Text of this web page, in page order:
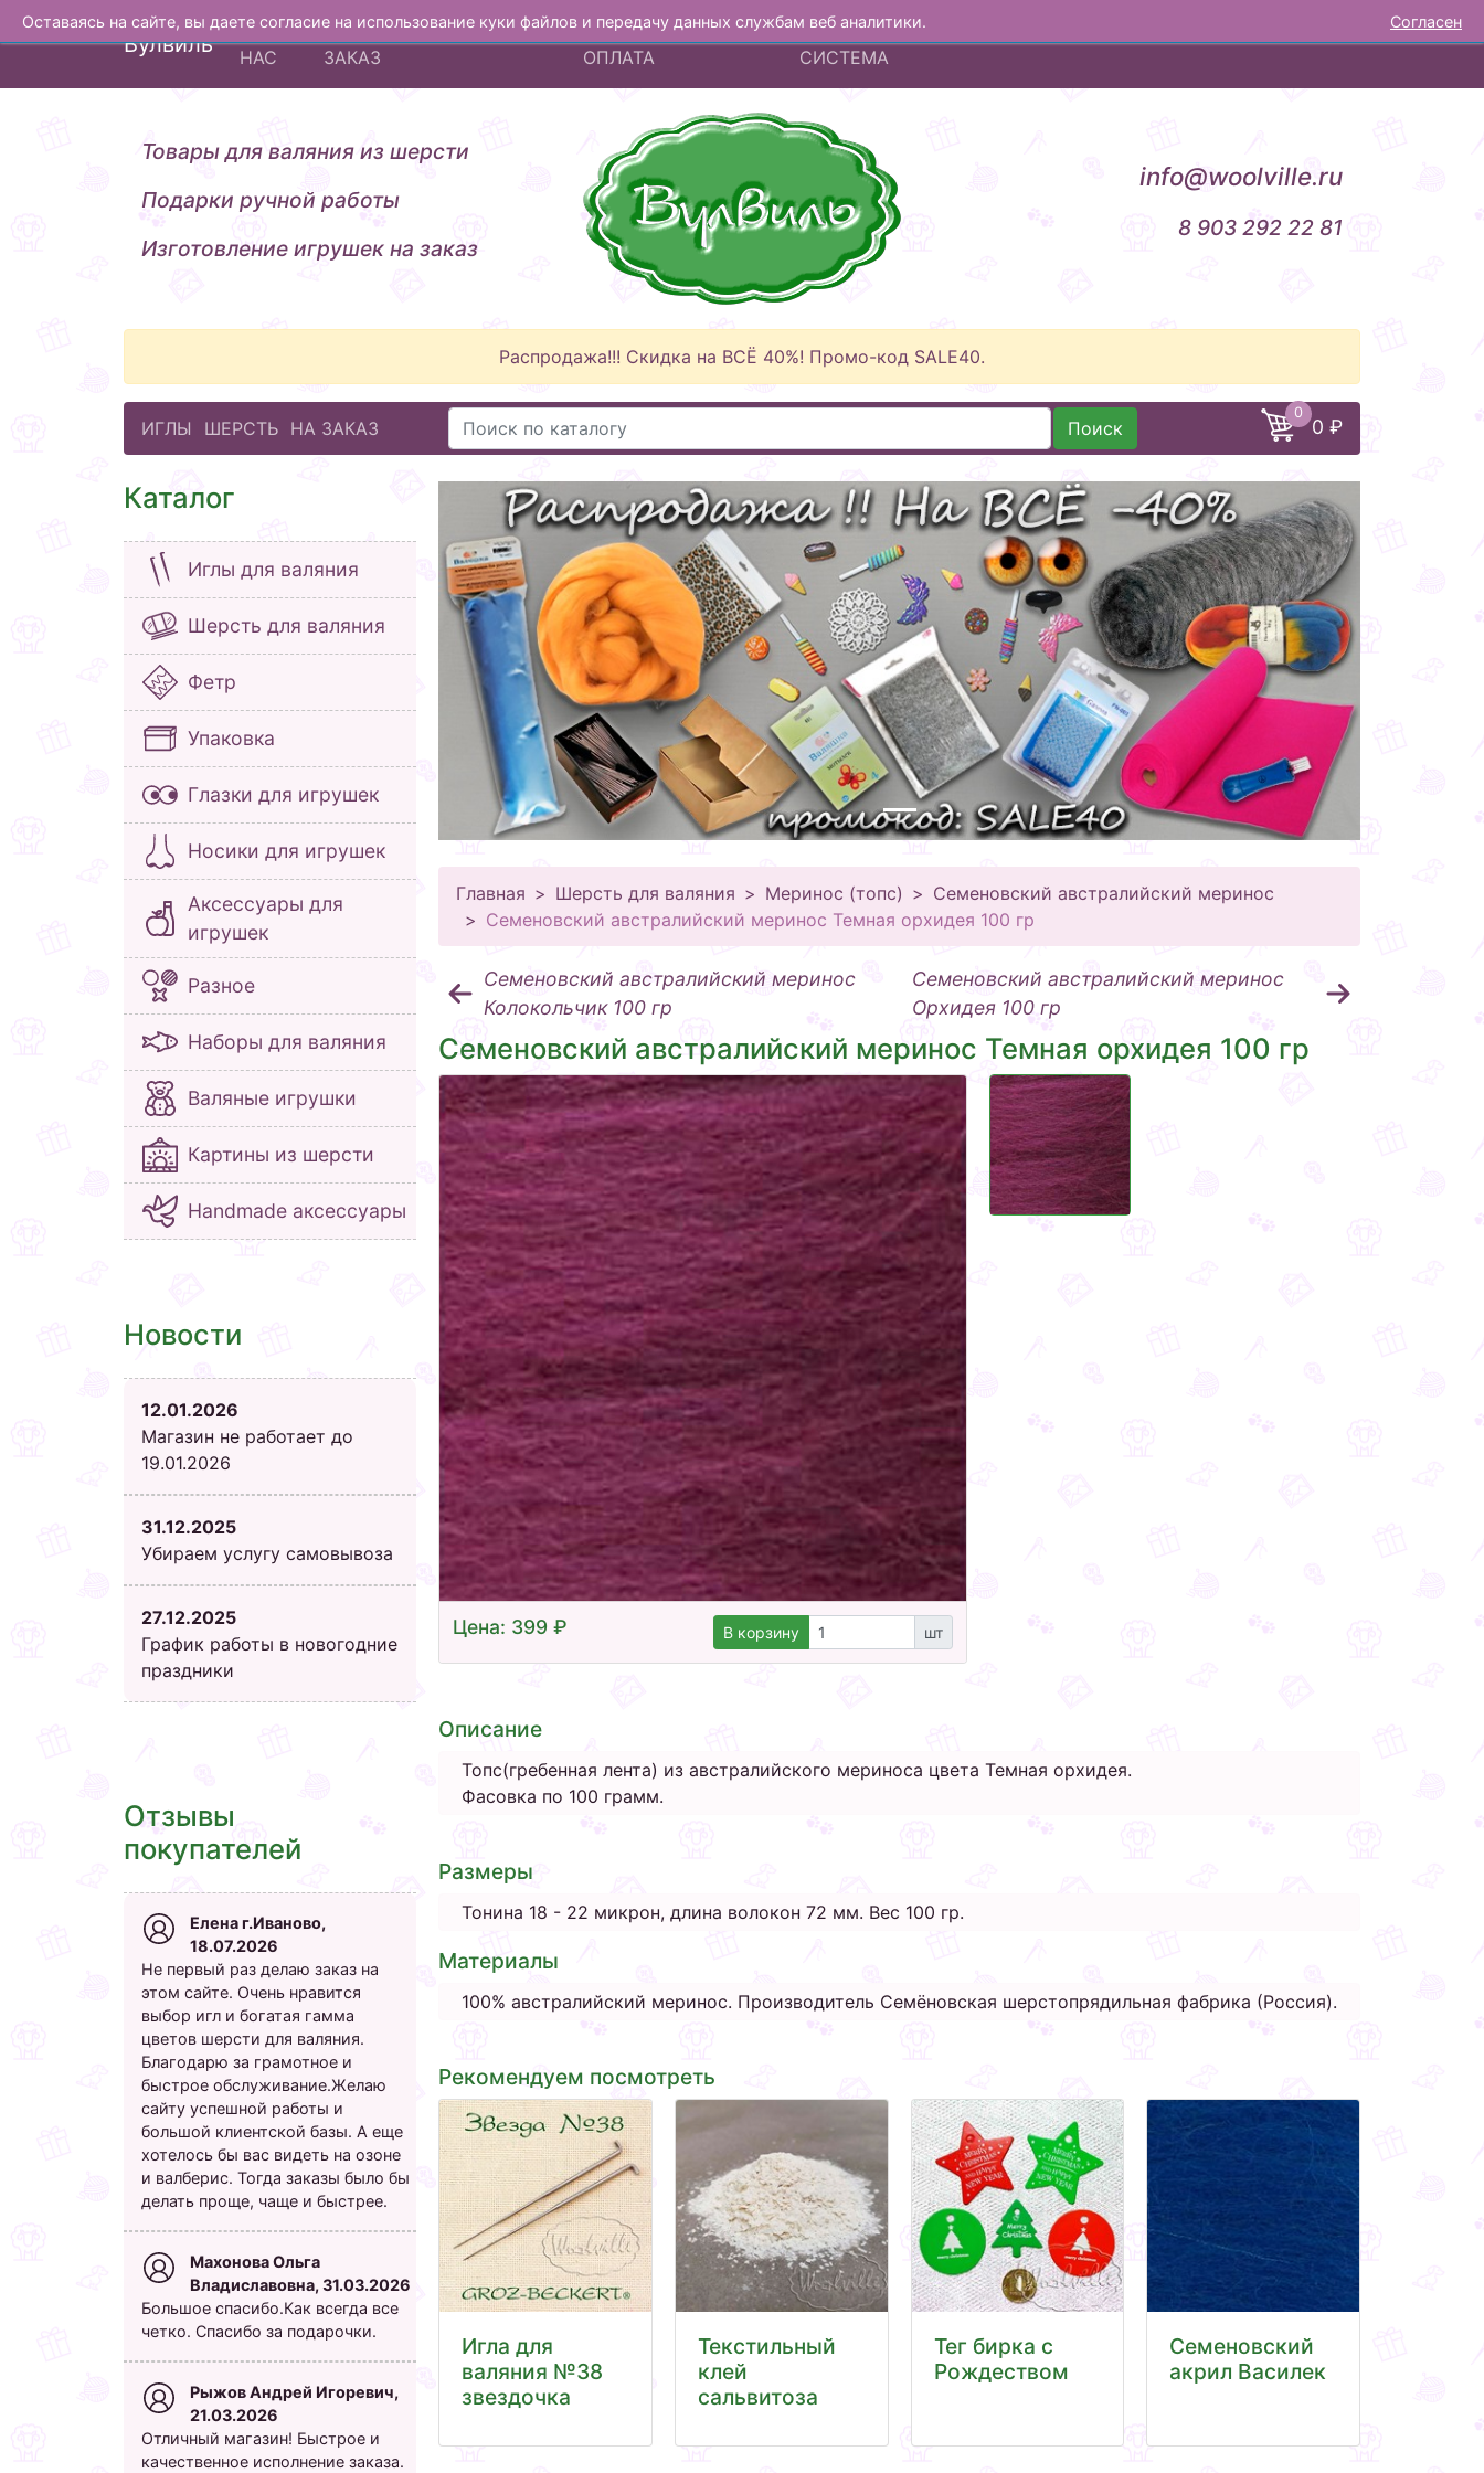
Оставаясь на сайте, вы даете согласие на использование куки файлов и передачу данных службам веб аналитики. Согласен
Вулвиль
О
НАС
ИЗГОТОВЛЕНИЕ НА
ЗАКАЗ
ДОСТАВКА И
ОПЛАТА
БОНУСНАЯ
СИСТЕМА
Товары для валяния из шерсти
Подарки ручной работы
Изготовление игрушек на заказ
info@woolville.ru
8 903 292 22 81
Распродажа!!! Скидка на ВСЁ 40%! Промо-код SALE40.
ИГЛЫ ШЕРСТЬ НА ЗАКАЗ Поиск
0
0 ₽
Каталог
Иглы для валяния
Шерсть для валяния
Фетр
Упаковка
Глазки для игрушек
Носики для игрушек
Аксессуары для
игрушек
Разное
Наборы для валяния
Валяные игрушки
Картины из шерсти
Handmade аксессуары
Новости
12.01.2026
Магазин не работает до
19.01.2026
31.12.2025
Убираем услугу самовывоза
27.12.2025
График работы в новогодние
праздники
Отзывы
покупателей
Елена г.Иваново,
18.07.2026
Не первый раз делаю заказ на
этом сайте. Очень нравится
выбор игл и богатая гамма
цветов шерсти для валяния.
Благодарю за грамотное и
быстрое обслуживание.Желаю
сайту успешной работы и
большой клиентской базы. А еще
хотелось бы вас видеть на озоне
и валберис. Тогда заказы было бы
делать проще, чаще и быстрее.
Махонова Ольга
Владиславовна, 31.03.2026
Большое спасибо.Как всегда все
четко. Спасибо за подарочки.
Рыжов Андрей Игоревич,
21.03.2026
Отличный магазин! Быстрое и
качественное исполнение заказа.
Главная Шерсть для валяния Меринос (топс)
Семеновский австралийский меринос
Семеновский австралийский меринос Темная орхидея 100 гр
Семеновский австралийский меринос
Колокольчик 100 гр
Семеновский австралийский меринос
Орхидея 100 гр
Семеновский австралийский меринос Темная орхидея 100 гр
Цена: 399 ₽ В корзину шт
Описание
Топс(гребенная лента) из австралийского мериноса цвета Темная орхидея.
Фасовка по 100 грамм.
Размеры
Тонина 18 - 22 микрон, длина волокон 72 мм. Вес 100 гр.
Материалы
100% австралийский меринос. Производитель Семёновская шерстопрядильная фабрика (Россия).
Рекомендуем посмотреть
Игла для
валяния №38
звездочка
Текстильный
клей
сальвитоза
Тег бирка с
Рождеством
Семеновский
акрил Василек